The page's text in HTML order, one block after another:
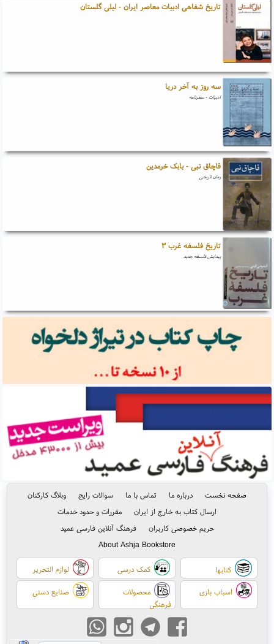
تاریخ شفاهی ادبیات معاصر ایران - لیلی گلستان
سه روز به آخر دریا
ادبیات - سفرنامه
قاچاق نبی - بابک خرمدین
رمان تاریخی
تاریخ فلسفه غرب ۳
پیدایش فلسفه جدید
صفحه نخست درباره ما تماس با ما سوالات رایج
وبلاگ کارکنان
ارسال کتاب به خارج از ایران
مقررات و حدود خدمات
حریم خصوصی کاربران
فرهنگ آنلاین فارسی عمید
About Ashja Bookstore
کتابها کمک درسی لوازم التحریر
اسباب بازی
محصولات
فرهنگی
صنایع دستی